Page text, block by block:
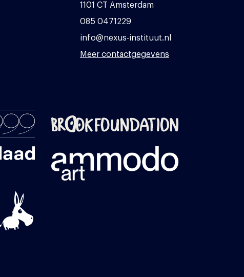
1101 CT Amsterdam
085 0471229
info@nexus-instituut.nl
Meer contactgegevens